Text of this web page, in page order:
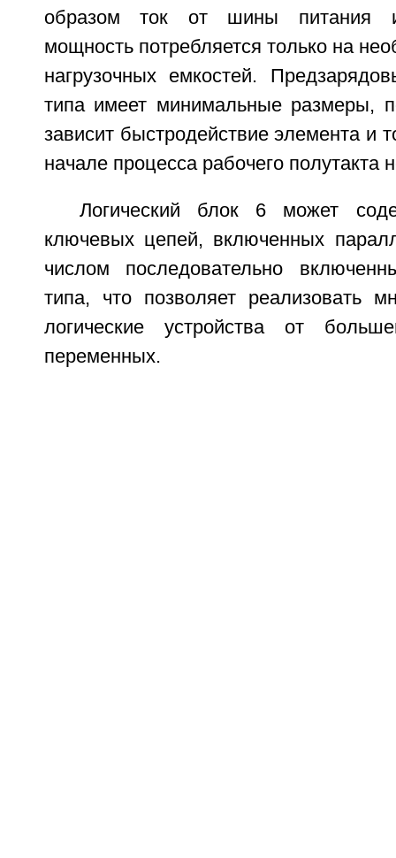
образом ток от шины питания и
мощность потребляется только на
нагрузочных емкостей.
типа имеет минимальные размеры,
зависит быстродействие элемента и
начале процесса рабочего полутакта
Логический блок 6 может
ключевых цепей, включенных
числом последовательно
типа, что позволяет реализовать
логические устройства от
переменных.